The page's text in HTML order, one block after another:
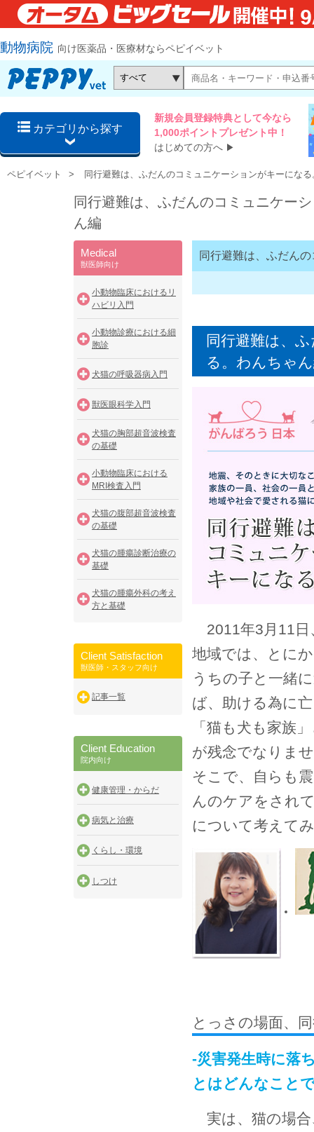
動物病院 向け医薬品・医療材ならペピイベット
カテゴリから探す
新規会員登録特典として今なら
1,000ポイントプレゼント中！
はじめての方へ ▶
ペピイベット 同行避難は、ふだんのコミュニケーションがキーにな
同行避難は、ふだんのコミュニケー
ん編
Medical
獣医師向け
小動物臨床におけるリ
ハビリ入門
小動物診療における細
胞診
犬猫の呼吸器病入門
獣医眼科学入門
犬猫の胸部超音波検査
の基礎
小動物臨床における
MRI検査入門
犬猫の腹部超音波検査
の基礎
犬猫の腫瘍診断治療の
基礎
犬猫の腫瘍外科の考え
方と基礎
Client Satisfaction
獣医師・スタッフ向け
記事一覧
Client Education
院内向け
健康管理・からだ
病気と治療
くらし・環境
しつけ
同行避難は、ふだん
同行避難は、
る。わんちゃ
2011年3月11日
地域では、とに
うちの子と一緒
ば、助ける為に
「猫も犬も家族
が残念でなりま
そこで、自らも
んのケアをされ
について考えて
とっさの場面、
-災害発生時に落
とはどんなこと
実は、猫の場合